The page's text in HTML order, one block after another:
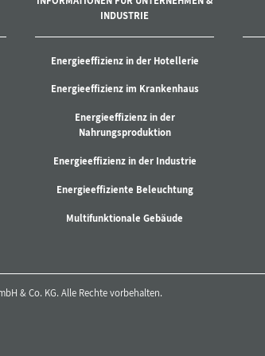
INDUSTRIE
Energieeffizienz in der Hotellerie
Energieeffizienz im Krankenhaus
Energieeffizienz in der
Nahrungsproduktion
Energieeffizienz in der Industrie
Energieeffiziente Beleuchtung
Multifunktionale Gebäude
& Co. KG. Alle Rechte vorbehalten.